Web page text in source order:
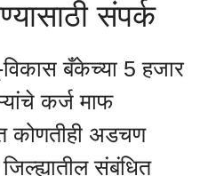
संपर्क
विकास बँकेच्या 5 हजार
कर्ज माफ
कोणतीही अडचण
संबंधित